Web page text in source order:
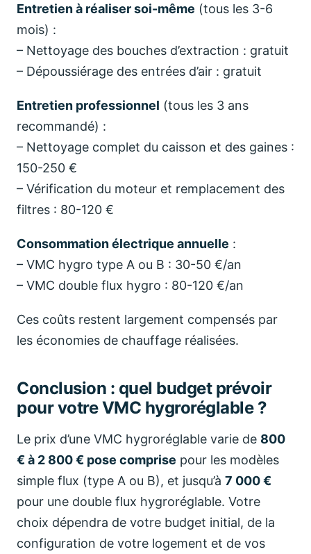
Entretien à réaliser soi-même (tous les 3-6
mois) :
– Nettoyage des bouches d’extraction : gratuit
– Dépoussiérage des entrées d’air : gratuit
Entretien professionnel (tous les 3 ans
recommandé) :
– Nettoyage complet du caisson et des gaines :
150-250 €
– Vérification du moteur et remplacement des
filtres : 80-120 €
Consommation électrique annuelle :
– VMC hygro type A ou B : 30-50 €/an
– VMC double flux hygro : 80-120 €/an
Ces coûts restent largement compensés par
les économies de chauffage réalisées.
Conclusion : quel budget prévoir
pour votre VMC hygroréglable ?
Le prix d’une VMC hygroréglable varie de 800
€ à 2 800 € pose comprise pour les modèles
simple flux (type A ou B), et jusqu’à 7 000 €
pour une double flux hygroréglable. Votre
choix dépendra de votre budget initial, de la
configuration de votre logement et de vos